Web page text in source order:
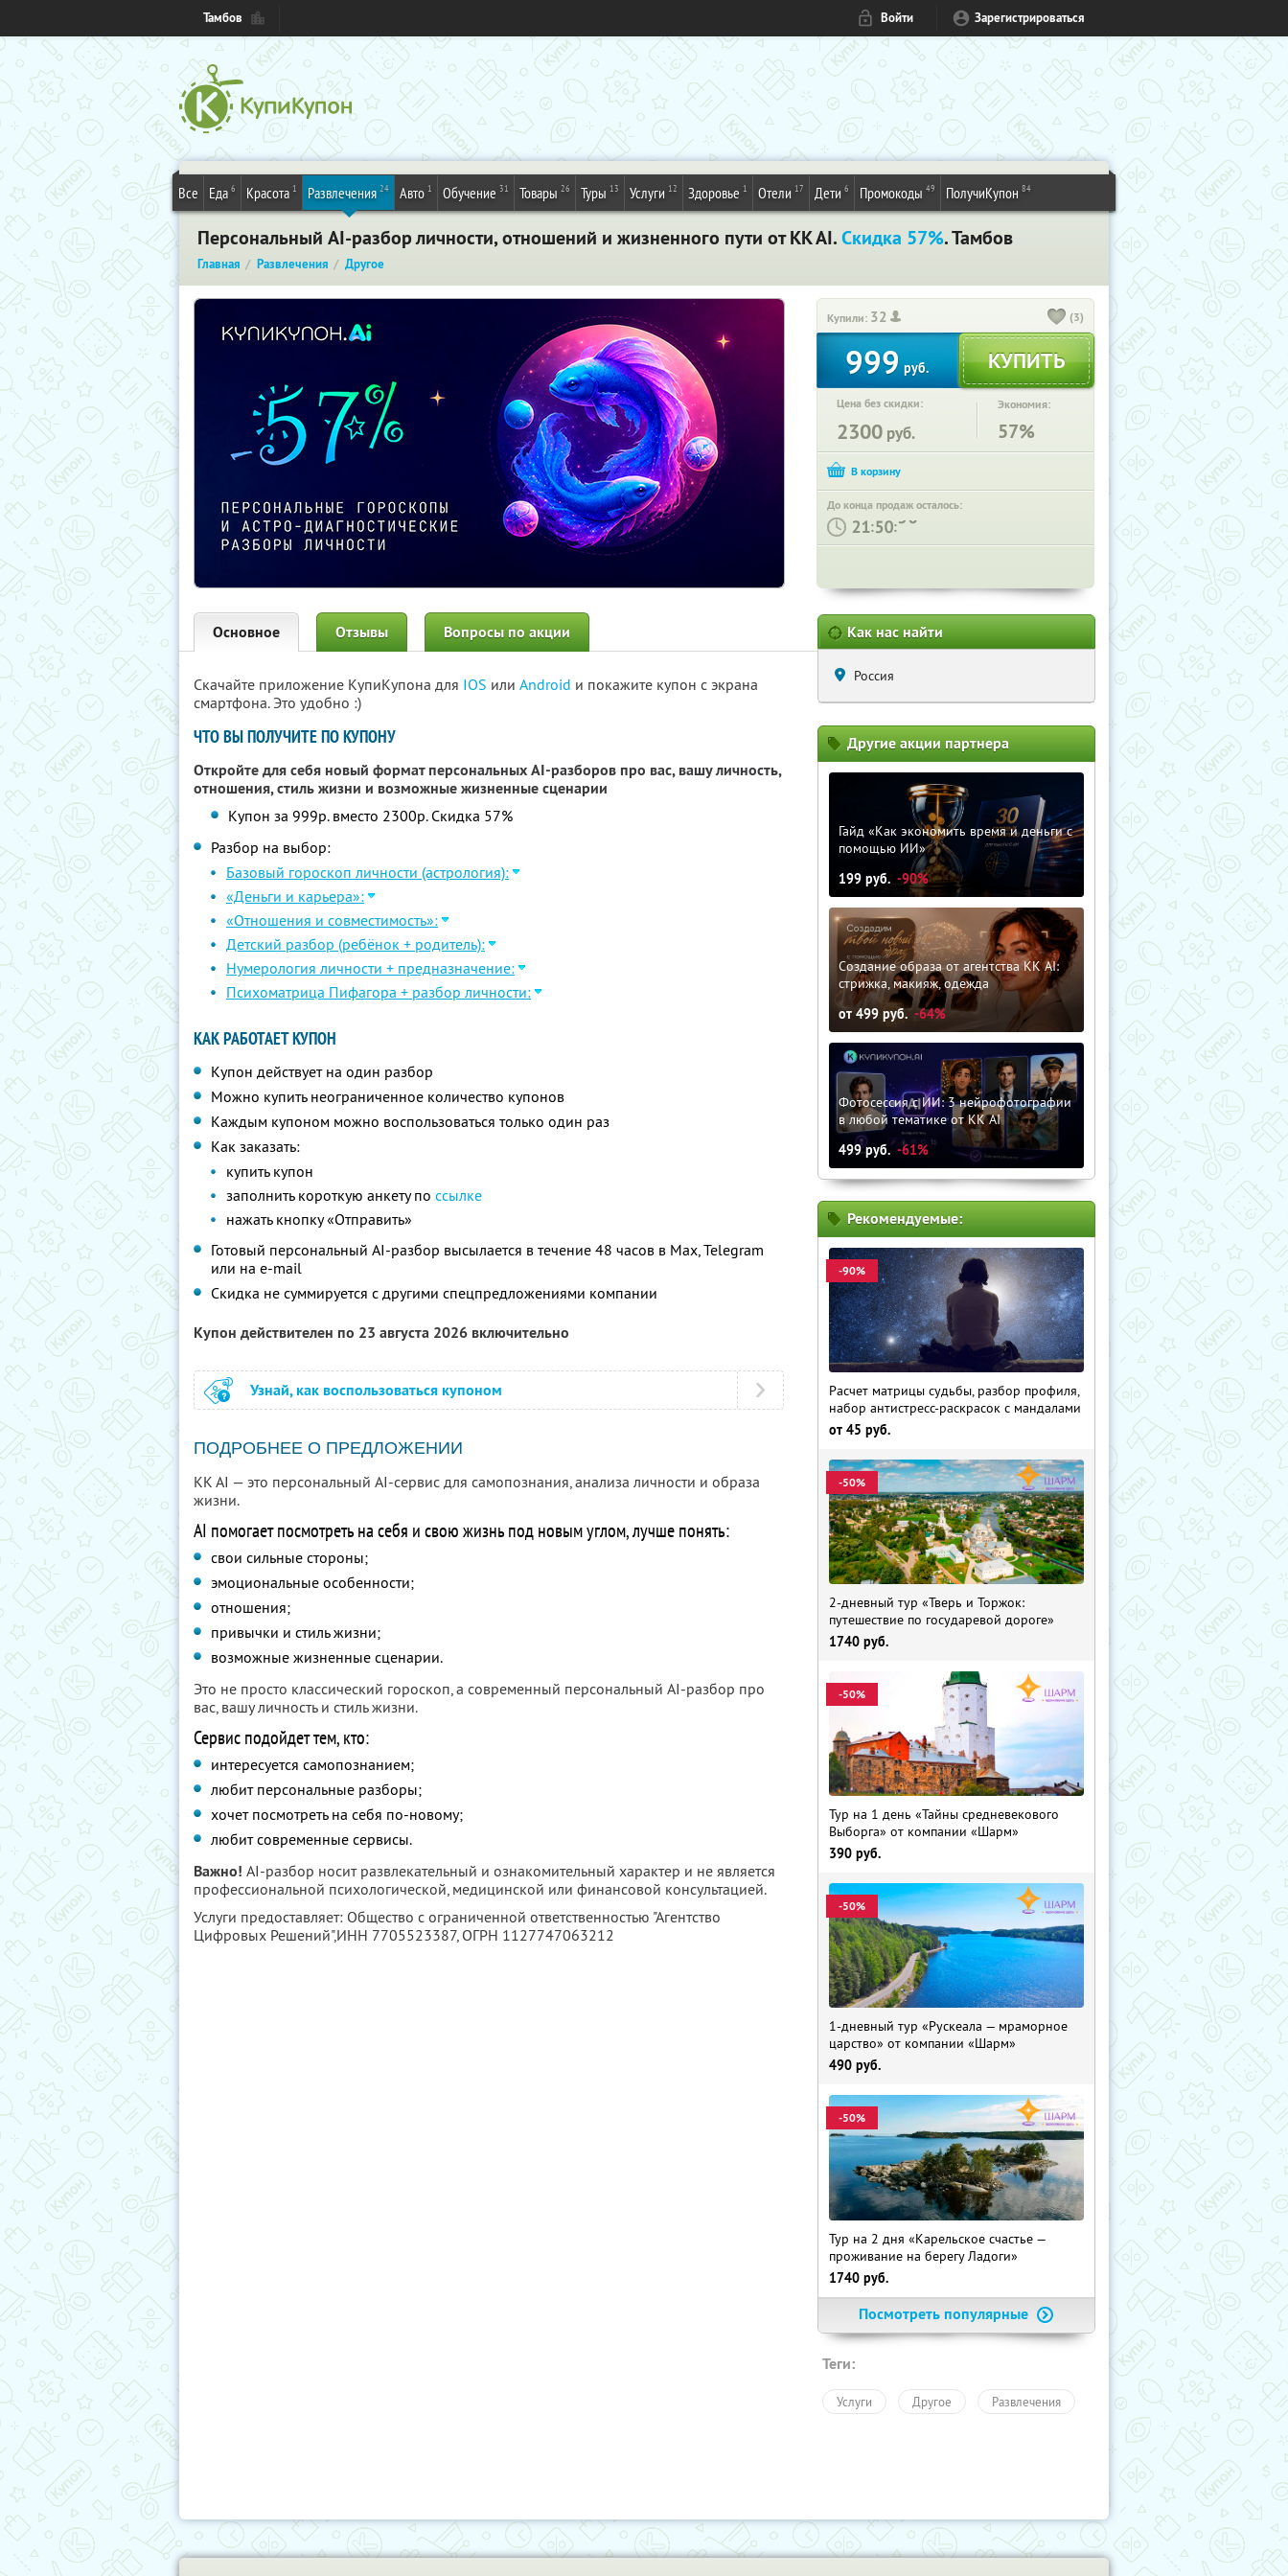
Тамбов Войти Зарегистрироваться
Все Еда 6 Красота 1 Развлечения 24 Авто 1 Обучение 31 Товары 26 Туры 13 Услуги 12 Здоровье 1 Отели 17 Дети 6 Промокоды 49 ПолучиКупон 84
Персональный AI-разбор личности, отношений и жизненного пути от KK AI.Скидка 57%. Тамбов
Главная Развлечения Другое
Купили: 32 (3)
999 руб.
Цена без скидки:
2300 руб.
Экономия:
57%
До конца продаж осталось:
: :
Основное Отзывы Вопросы по акции
Скачайте приложение КупиКупона для IOS или Android и покажите купон с экрана
смартфона. Это удобно :)
ЧТО ВЫ ПОЛУЧИТЕ ПО КУПОНУ
Откройте для себя новый формат персональных AI-разборов про вас, вашу личность,
отношения, стиль жизни и возможные жизненные сценарии
Купон за 999р. вместо 2300р. Скидка 57%
Разбор на выбор:
Базовый гороскоп личности (астрология):
«Деньги и карьера»:
«Отношения и совместимость»:
Детский разбор (ребёнок + родитель):
Нумерология личности + предназначение:
Психоматрица Пифагора + разбор личности:
КАК РАБОТАЕТ КУПОН
Купон действует на один разбор
Можно купить неограниченное количество купонов
Каждым купоном можно воспользоваться только один раз
Как заказать:
купить купон
заполнить короткую анкету по ссылке
нажать кнопку «Отправить»
Готовый персональный AI-разбор высылается в течение 48 часов в Max, Telegram
или на e-mail
Скидка не суммируется с другими спецпредложениями компании
Купон действителен по 23 августа 2026 включительно
Узнай, как воспользоваться купоном
ПОДРОБНЕЕ О ПРЕДЛОЖЕНИИ
KK AI — это персональный AI-сервис для самопознания, анализа личности и образа
жизни.
AI помогает посмотреть на себя и свою жизнь под новым углом, лучше понять:
свои сильные стороны;
эмоциональные особенности;
отношения;
привычки и стиль жизни;
возможные жизненные сценарии.
Это не просто классический гороскоп, а современный персональный AI-разбор про
вас, вашу личность и стиль жизни.
Сервис подойдет тем, кто:
интересуется самопознанием;
любит персональные разборы;
хочет посмотреть на себя по-новому;
любит современные сервисы.
Важно! AI-разбор носит развлекательный и ознакомительный характер и не является
профессиональной психологической, медицинской или финансовой консультацией.
Услуги предоставляет: Общество с ограниченной ответственностью "Агентство
Цифровых Решений",ИНН 7705523387, ОГРН 1127747063212
Как нас найти
Россия
Другие акции партнера
Гайд «Как экономить время и деньги с
помощью ИИ»
199 руб. -90%
Создание образа от агентства KK AI:
стрижка, макияж, одежда
от 499 руб. -64%
Фотосессия с ИИ: 3 нейрофотографии
в любой тематике от KK AI
499руб. -61%
Рекомендуемые:
-90%
Расчет матрицы судьбы, разбор профиля,
набор антистресс-раскрасок с мандалами
от 45 руб.
-50%
2-дневный тур «Тверь и Торжок:
путешествие по государевой дороге»
1740 руб.
-50%
Тур на 1 день «Тайны средневекового
Выборга» от компании «Шарм»
390 руб.
-50%
1-дневный тур «Рускеала — мраморное
царство» от компании «Шарм»
490 руб.
-50%
Тур на 2 дня «Карельское счастье —
проживание на берегу Ладоги»
1740 руб.
Посмотреть популярные
Теги:
Услуги Другое Развлечения